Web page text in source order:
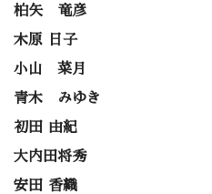
柏矢 竜彦
木原 日子
小山 菜月
青木 みゆき
初田 由紀
大内田将秀
安田 香織